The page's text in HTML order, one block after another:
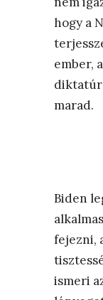
hogy a
ember,
marad.
Biden
fejezni,
ismeri